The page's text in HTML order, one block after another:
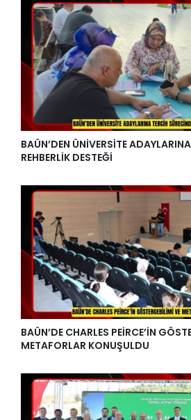
BAÜN’DEN ÜNİVERSİTE
REHBERLİK DESTEĞİ
BAÜN’DE CHARLES PEİRCE’İN
METAFORLAR KONUŞULDU